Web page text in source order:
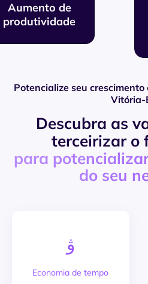
Tecnologia de
ponta
Aumento de
produtividade
Potencialize seu crescimento
Vitória-
Descubra as
terceirizar o
para
do seu
Economia de tempo